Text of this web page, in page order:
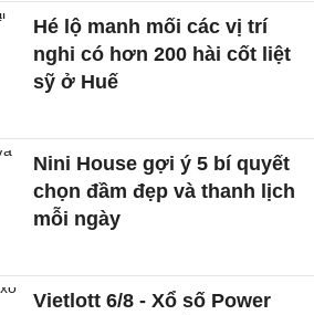
Hé lộ manh mối các vị trí
nghi có hơn 200 hài cốt liệt
sỹ ở Huế
Nini House gợi ý 5 bí quyết
chọn đầm đẹp và thanh lịch
mỗi ngày
Vietlott 6/8 - Xổ số Power